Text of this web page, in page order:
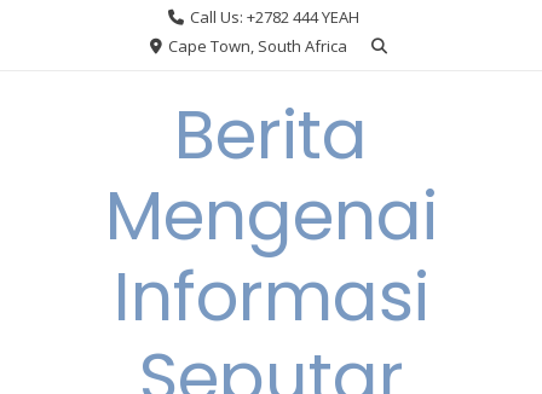
Call Us: +2782 444 YEAH
Cape Town, South Africa
Berita
Mengenai
Informasi